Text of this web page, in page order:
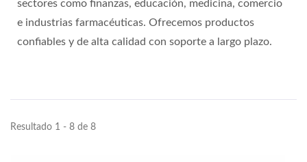
sectores como finanzas, educación, medicina, comercio
e industrias farmacéuticas. Ofrecemos productos
confiables y de alta calidad con soporte a largo plazo.
Resultado 1 - 8 de 8